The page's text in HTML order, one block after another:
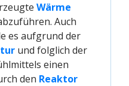
Wärme
Auch
es aufgrund der
und folglich der
einen
den Reaktor